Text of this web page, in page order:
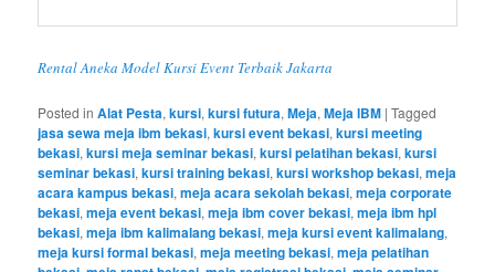
Rental Aneka Model Kursi Event Terbaik Jakarta
Posted in Alat Pesta,kursi,kursi futura,Meja,Meja IBM |Tagged
jasa sewa meja ibm bekasi,kursi event bekasi,kursi meeting
bekasi,kursi meja seminar bekasi,kursi pelatihan bekasi,kursi
seminar bekasi,kursi training bekasi,kursi workshop bekasi,meja
acara kampus bekasi,meja acara sekolah bekasi,meja corporate
bekasi,meja event bekasi,meja ibm cover bekasi,meja ibm hpl
bekasi,meja ibm kalimalang bekasi,meja kursi event kalimalang,
meja kursi formal bekasi,meja meeting bekasi,meja pelatihan